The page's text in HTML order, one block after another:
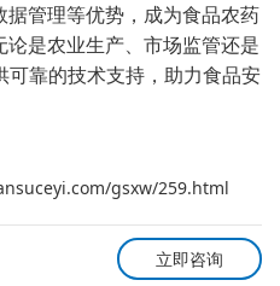
管理等优势，成为食品农药
是农业生产、市场监管还是
可靠的技术支持，助力食品安
gsxw/259.html
立即咨询